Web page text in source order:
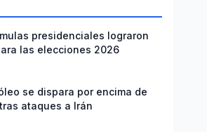
presidenciales lograron
las elecciones 2026
se dispara por encima de
ataques a Irán